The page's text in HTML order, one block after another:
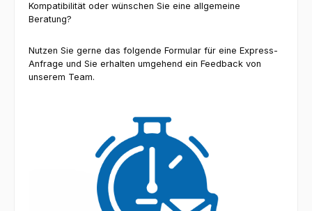
Kompatibilität oder wünschen Sie eine allgemeine
Beratung?
Nutzen Sie gerne das folgende Formular für eine Express-
Anfrage und Sie erhalten umgehend ein Feedback von
unserem Team.